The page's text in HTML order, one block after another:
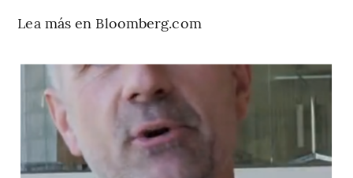
Lea más en Bloomberg.com